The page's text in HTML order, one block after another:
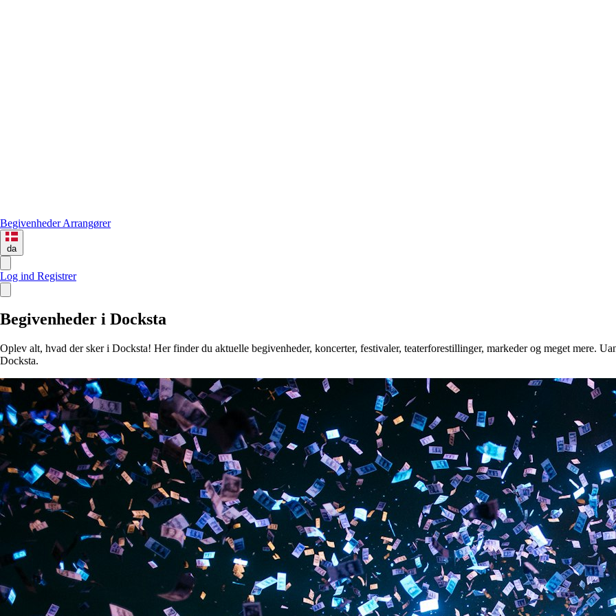
BegivenhederArrangører
da
Log ind Registrer
Begivenheder i Docksta
Oplev alt, hvad der sker i Docksta! Her finder du aktuelle begivenheder, koncerter, festivaler, teaterforestillinger, markeder og meget mere.
Docksta.